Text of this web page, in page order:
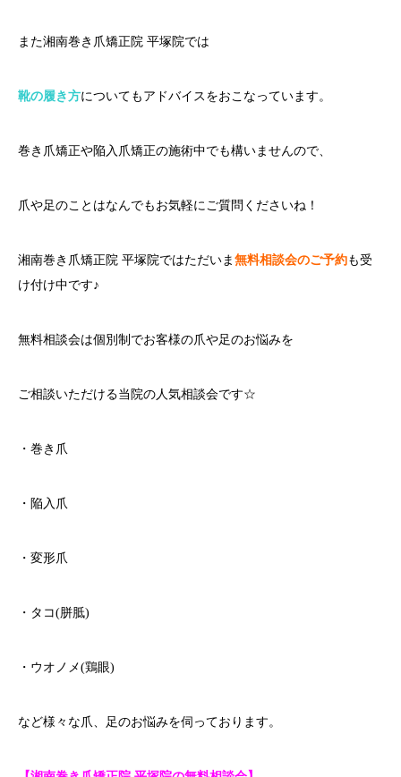
また湘南巻き爪矯正院 平塚院では
靴の履き方についてもアドバイスをおこなっています。
巻き爪矯正や陥入爪矯正の施術中でも構いませんので、
爪や足のことはなんでもお気軽にご質問くださいね！
湘南巻き爪矯正院 平塚院ではただいま 無料相談会のご予約も受
け付け中です♪
無料相談会は個別制でお客様の爪や足のお悩みを
ご相談いただける当院の人気相談会です☆
・巻き爪
・陥入爪
・変形爪
・タコ(胼胝)
・ウオノメ(鶏眼)
など様々な爪、足のお悩みを伺っております。